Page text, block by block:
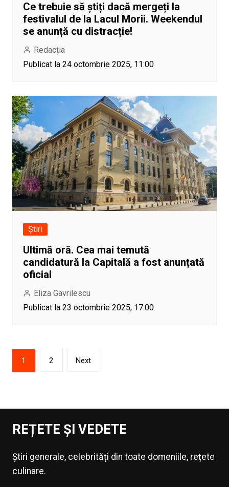
Ce trebuie să știți dacă mergeți la
festivalul de la Lacul Morii. Weekendul
se anunță cu distracție!
Redacția
Publicat la 24 octombrie 2025, 11:00
Știri
Ultimă oră. Cea mai temută
candidatură la Capitală a fost anunțată
oficial
Eliza Gavrilescu
Publicat la 23 octombrie 2025, 17:00
Paginație
articole
1 2 Next
REȚETE ȘI VEDETE
Știri generale, celebrități din toate domeniile, rețete
culinare.